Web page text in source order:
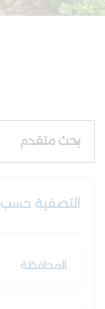
بحث متقدم
التصفية
المحافظة